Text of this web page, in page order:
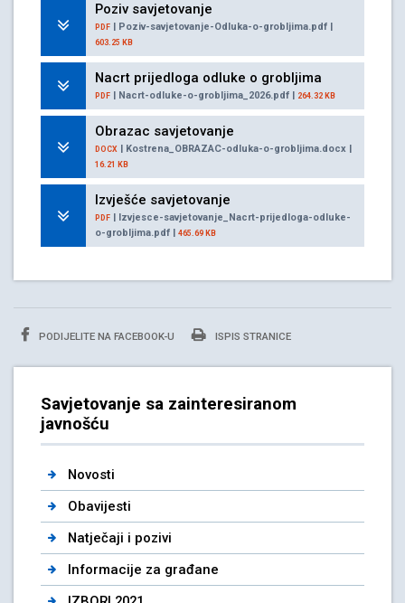
Poziv savjetovanje
PDF | Poziv-savjetovanje-Odluka-o-grobljima.pdf |
603.25 KB
Nacrt prijedloga odluke o grobljima
PDF | Nacrt-odluke-o-grobljima_2026.pdf | 264.32 KB
Obrazac savjetovanje
DOCX | Kostrena_OBRAZAC-odluka-o-grobljima.docx |
16.21 KB
Izvješće savjetovanje
PDF | Izvjesce-savjetovanje_Nacrt-prijedloga-odluke-
o-grobljima.pdf | 465.69 KB
PODIJELITE NA FACEBOOK-U ISPIS STRANICE
Savjetovanje sa zainteresiranom
javnošću
Novosti
Obavijesti
Natječaji i pozivi
Informacije za građane